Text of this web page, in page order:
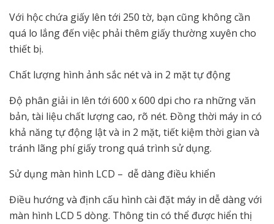
Với hộc chứa giấy lên tới 250 tờ, bạn cũng không cần
quá lo lắng đến việc phải thêm giấy thường xuyên cho
thiết bị.
Chất lượng hình ảnh sắc nét và in 2 mặt tự động
Độ phân giải in lên tới 600 x 600 dpi cho ra những văn
bản, tài liệu chất lượng cao, rõ nét. Đồng thời máy in có
khả năng tự động lật và in 2 mặt, tiết kiệm thời gian và
tránh lãng phí giấy trong quá trình sử dụng.
Sử dụng màn hình LCD – dễ dàng điều khiển
Điều hướng và định cấu hình cài đặt máy in dễ dàng với
màn hình LCD 5 dòng. Thông tin có thể được hiển thị